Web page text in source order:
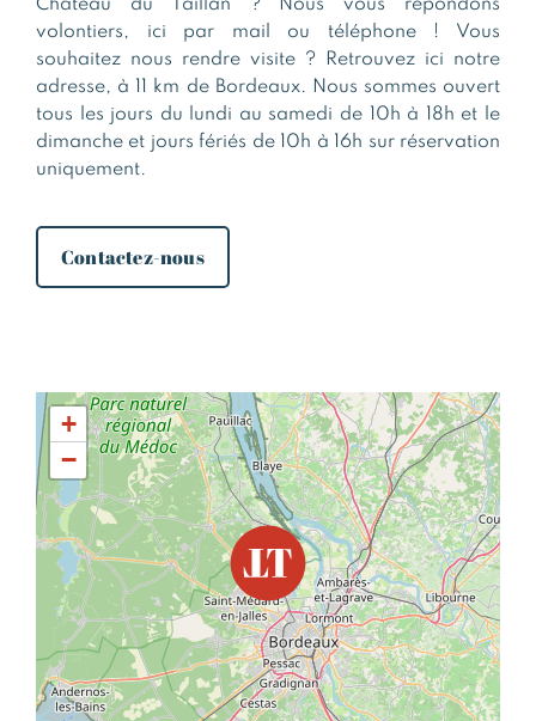
Château du Taillan ? Nous vous répondons
volontiers, ici par mail ou téléphone ! Vous
souhaitez nous rendre visite ? Retrouvez ici notre
adresse, à 11 km de Bordeaux. Nous sommes ouvert
tous les jours du lundi au samedi de 10h à 18h et le
dimanche et jours fériés de 10h à 16h sur réservation
uniquement.
Contactez-nous
+
−